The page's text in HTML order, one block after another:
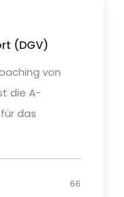
(DGV)
von
die A-
das
66